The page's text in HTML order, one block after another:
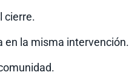
cierre.
en la misma intervención.